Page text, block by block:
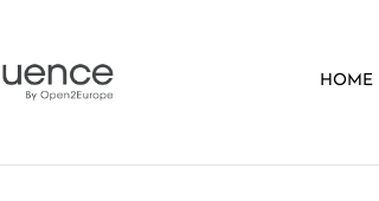
HOME